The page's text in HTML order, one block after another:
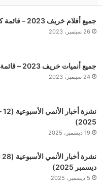
جميع أفلام خريف 2023 – قائمة كاملة
26 سبتمبر، 2023
جميع أنميات خريف 2023 – قائمة كاملة
24 سبتمبر، 2023
2025)
19 ديسمبر، 2025
ديسمبر 2025)
5 ديسمبر، 2025